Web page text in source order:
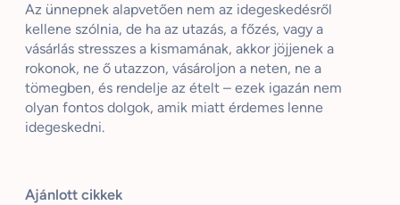
Az ünnepnek alapvetően nem az idegeskedésről
kellene szólnia, de ha az utazás, a főzés, vagy a
vásárlás stresszes a kismamának, akkor jöjjenek a
rokonok, ne ő utazzon, vásároljon a neten, ne a
tömegben, és rendelje az ételt – ezek igazán nem
olyan fontos dolgok, amik miatt érdemes lenne
idegeskedni.
Ajánlott cikkek